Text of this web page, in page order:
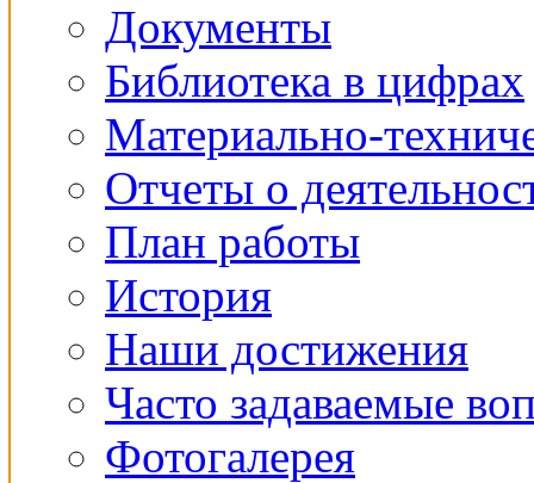
Документы
Библиотека в цифрах
Материально-
Отчеты о
План работы
История
Наши достижения
Часто задаваемые
Фотогалерея